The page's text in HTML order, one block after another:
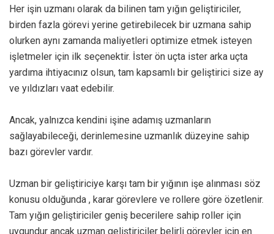
Her işin uzmanı olarak da bilinen tam yığın geliştiriciler,
birden fazla görevi yerine getirebilecek bir uzmana sahip
olurken aynı zamanda maliyetleri optimize etmek isteyen
işletmeler için ilk seçenektir. İster ön uçta ister arka uçta
yardıma ihtiyacınız olsun, tam kapsamlı bir geliştirici size ay
ve yıldızları vaat edebilir.
Ancak, yalnızca kendini işine adamış uzmanların
sağlayabileceği, derinlemesine uzmanlık düzeyine sahip
bazı görevler vardır.
Uzman bir geliştiriciye karşı tam bir yığının işe alınması söz
konusu olduğunda , karar görevlere ve rollere göre özetlenir.
Tam yığın geliştiriciler geniş becerilere sahip roller için
uygundur ancak uzman geliştiriciler belirli görevler için en